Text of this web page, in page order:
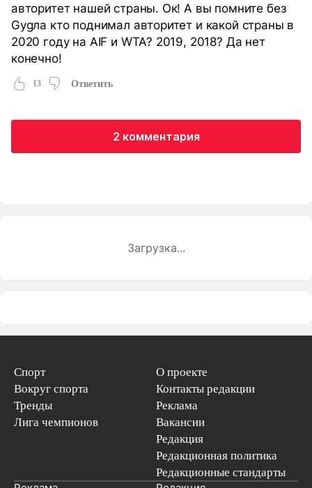
авторитет нашей страны. Ок! А вы помните без
Gуgла кто поднимал авторитет и какой страны в
2020 году на AIF и WTA? 2019, 2018? Да нет
конечно!
13 Ответить
2 комментария
Загрузка...
Спорт
Вокруг спорта
Тренды
Лига чемпионов
О проекте
Контакты редакции
Реклама
Вакансии
Редакция
Редакционная политика
Редакционные стандарты